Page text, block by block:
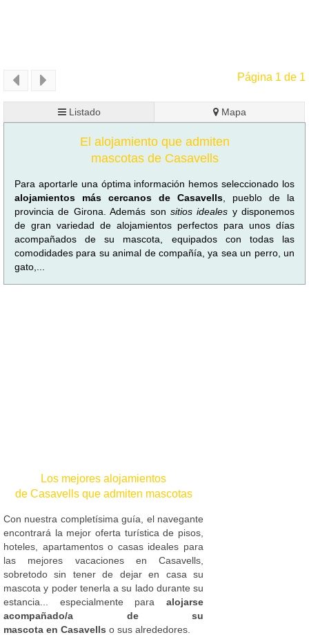
Página 1 de 1
Listado Mapa
El alojamiento que admiten
mascotas de Casavells
Para aportarle una óptima información hemos seleccionado los
alojamientos más cercanos de Casavells , pueblo de la
provincia de Girona. Además son sitios ideales y disponemos
de gran variedad de alojamientos perfectos para unos días
acompañados de su mascota, equipados con todas las
comodidades para su animal de compañía, ya sea un perro, un
gato,...
Los mejores alojamientos
de Casavells que admiten mascotas
Con nuestra completísima guía, el navegante
encontrará la mejor oferta turística de pisos,
hoteles, apartamentos o casas ideales para
las mejores vacaciones en Casavells,
sobretodo sin tener de dejar en casa su
mascota y poder tenerla a su lado durante su
estancia... especialmente para alojarse
acompañado/a de su
mascota en Casavells o sus alrededores.